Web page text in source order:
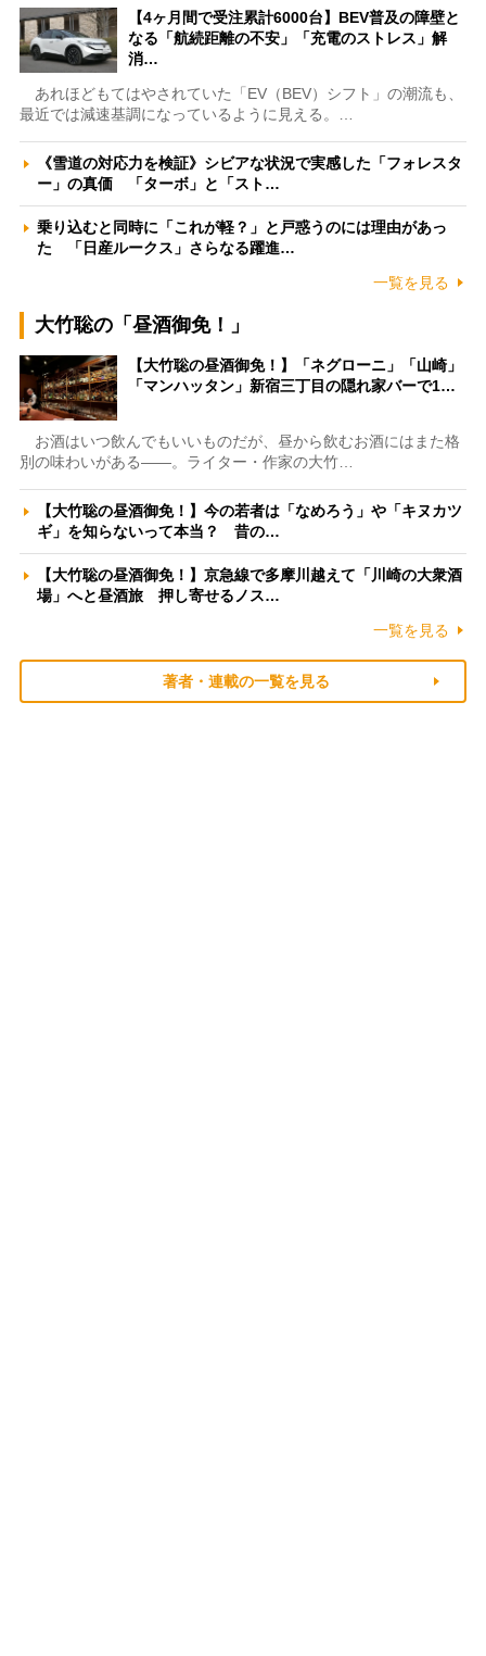
【4ヶ月間で受注累計6000台】BEV普及の障壁と
なる「航続距離の不安」「充電のストレス」解
消…
あれほどもてはやされていた「EV（BEV）シフト」の潮流も、
最近では減速基調になっているように見える。…
《雪道の対応力を検証》シビアな状況で実感した「フォレスタ
ー」の真価 「ターボ」と「スト…
乗り込むと同時に「これが軽？」と戸惑うのには理由があっ
た 「日産ルークス」さらなる躍進…
一覧を見る
大竹聡の「昼酒御免！」
【大竹聡の昼酒御免！】「ネグローニ」「山崎」
「マンハッタン」新宿三丁目の隠れ家バーで1…
お酒はいつ飲んでもいいものだが、昼から飲むお酒にはまた格
別の味わいがある――。ライター・作家の大竹…
【大竹聡の昼酒御免！】今の若者は「なめろう」や「キヌカツ
ギ」を知らないって本当？ 昔の…
【大竹聡の昼酒御免！】京急線で多摩川越えて「川崎の大衆酒
場」へと昼酒旅 押し寄せるノス…
一覧を見る
著者・連載の一覧を見る